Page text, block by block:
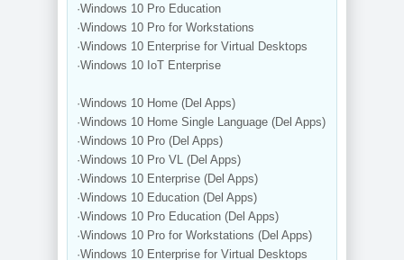
·Windows 10 Pro Education
·Windows 10 Pro for Workstations
·Windows 10 Enterprise for Virtual Desktops
·Windows 10 IoT Enterprise
·Windows 10 Home (Del Apps)
·Windows 10 Home Single Language (Del Apps)
·Windows 10 Pro (Del Apps)
·Windows 10 Pro VL (Del Apps)
·Windows 10 Enterprise (Del Apps)
·Windows 10 Education (Del Apps)
·Windows 10 Pro Education (Del Apps)
·Windows 10 Pro for Workstations (Del Apps)
·Windows 10 Enterprise for Virtual Desktops